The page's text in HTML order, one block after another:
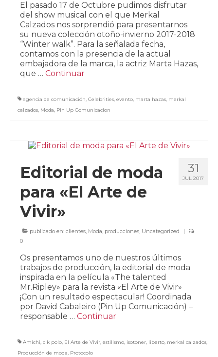
El pasado 17 de Octubre pudimos disfrutar
del show musical con el que Merkal
Calzados nos sorprendió para presentarnos
su nueva colección otoño-invierno 2017-2018
“Winter walk”. Para la señalada fecha,
contamos con la presencia de la actual
embajadora de la marca, la actriz Marta Hazas,
que … Continuar
agencia de comunicación, Celebrities, evento, marta hazas, merkal
calzados, Moda, Pin Up Comunicacion
31
JUL 2017
Editorial de moda
para «El Arte de
Vivir»
publicado en: clientes, Moda, producciones, Uncategorized
|
0
Os presentamos uno de nuestros últimos
trabajos de producción, la editorial de moda
inspirada en la película «The talented
Mr.Ripley» para la revista «El Arte de Vivir»
¡Con un resultado espectacular! Coordinada
por David Cabaleiro (Pin Up Comunicación) –
responsable … Continuar
Amichi, clk polo, El Arte de Vivir, estilismo, isotoner, liberto, merkal calzados,
Producción de moda, Protocolo